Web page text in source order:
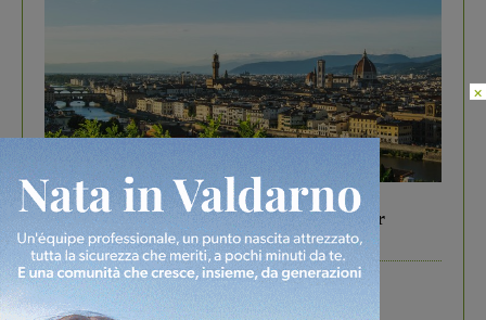
In vetrina 6 Agosto 2026
Gita di famiglia a Firenze: 5 idee per far
divertire i tuoi figli
×